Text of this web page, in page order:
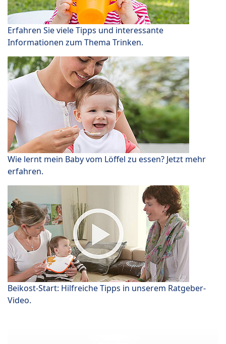
Erfahren Sie viele Tipps und interessante
Informationen zum Thema Trinken.
Wie lernt mein Baby vom Löffel zu essen? Jetzt mehr
erfahren.
Beikost-Start: Hilfreiche Tipps in unserem Ratgeber-
Video.